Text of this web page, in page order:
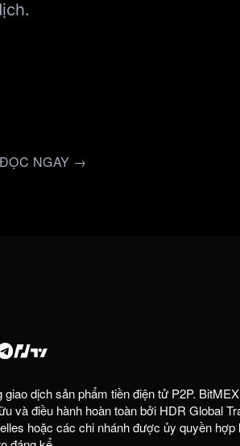
NGAY →
giao dịch sản phẩm tiền điện tử P2P.
và điều hành hoàn toàn bởi HDR Global
hoặc các chi nhánh được ủy quyền